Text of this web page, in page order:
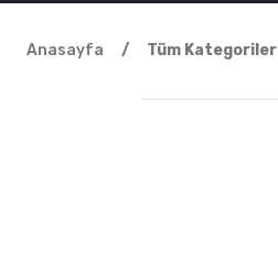
Anasayfa Tüm Kategoriler